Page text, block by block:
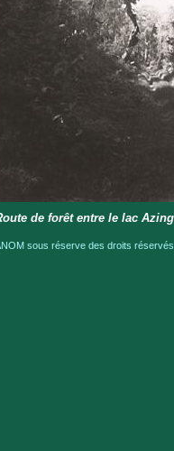
de forêt entre le lac
sous réserve des droits